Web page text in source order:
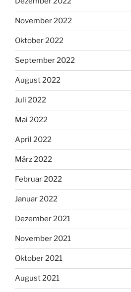
November 2022
Oktober 2022
September 2022
August 2022
Juli 2022
Mai 2022
April 2022
März 2022
Februar 2022
Januar 2022
Dezember 2021
November 2021
Oktober 2021
August 2021